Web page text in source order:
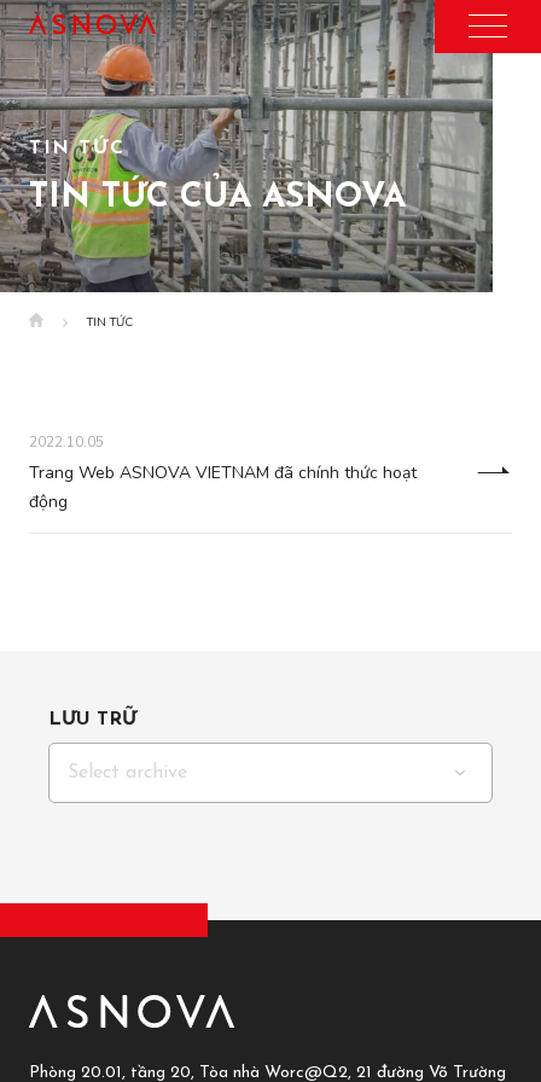
TIN TỨC
TIN TỨC CỦA ASNOVA
TIN TỨC
2022.10.05
Trang Web ASNOVA VIETNAM đã chính thức hoạt
động
LƯU TRỮ
Select archive
Phòng 20.01, tầng 20, Tòa nhà Worc@Q2, 21 đường Võ Trường